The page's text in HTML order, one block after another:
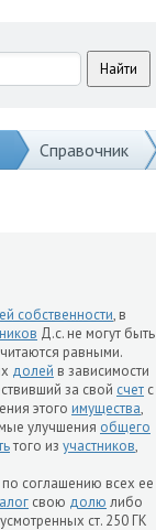
Справочник
собственности, в
Д.с. не могут быть
равными.
долей в зависимости
за свой счет с
этого имущества,
улучшения общего
того из участников,
соглашению всех ее
свою долю либо
ст. 250 ГК